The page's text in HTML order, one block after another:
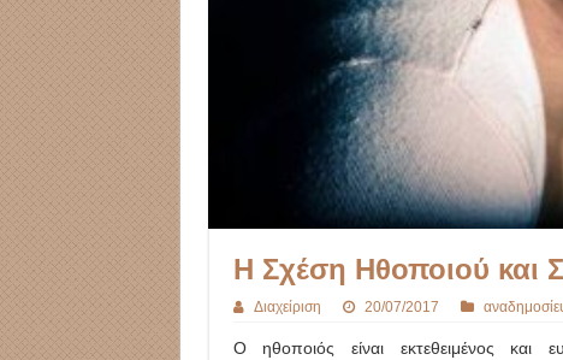
Η Σχέση Ηθοποιού και
Διαχείριση 20/07/2017
Ο ηθοποιός είναι εκτεθειμένος και